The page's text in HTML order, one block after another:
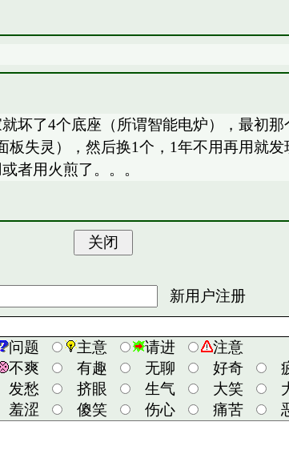
坏了4个底座（所谓智能电炉），最初
失灵），然后换1个，1年不用再用就
者用火煎了。。。
新用户注册
问题 主意 请进
注意
不爽 有趣 无聊 好奇
发愁 挤眼 生气 大笑
羞涩 傻笑 伤心 痛苦